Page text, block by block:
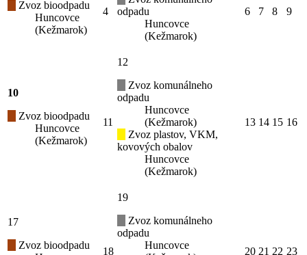
Zvoz bioodpadu
Huncovce
(Kežmarok)
4
odpadu
Huncovce
(Kežmarok)
6 7 8 9
10
Zvoz bioodpadu
Huncovce
(Kežmarok)
11
12
Zvoz komunálneho
odpadu
Huncovce
(Kežmarok)
Zvoz plastov, VKM,
kovových obalov
Huncovce
(Kežmarok)
13 14 15 16
17
Zvoz bioodpadu
18
19
Zvoz komunálneho
odpadu
Huncovce
20 21 22 23